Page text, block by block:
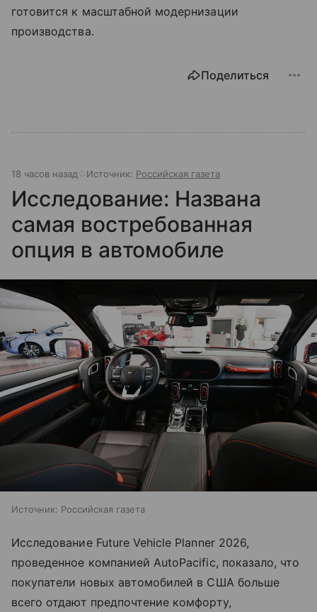
готовится к масштабной модернизации
производства.
Поделиться
18 часов назад Источник: Российская газета
Исследование: Названа
самая востребованная
опция в автомобиле
Источник: Российская газета
Исследование Future Vehicle Planner 2026,
проведенное компанией AutoPacific, показало, что
покупатели новых автомобилей в США больше
всего отдают предпочтение комфорту,